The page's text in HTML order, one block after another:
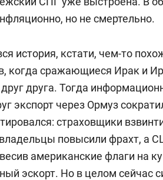
но не смертельно.
история, кстати, чем-то
когда сражающиеся Ирак и
друг друга. Тогда
экспорт через Ормуз
страховщики
повысили фрахт, а
американские флаги на
эскорт. Но в целом сейчас